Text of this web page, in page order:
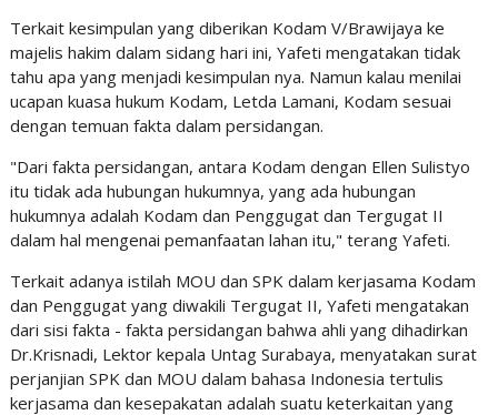
Terkait kesimpulan yang diberikan Kodam V/Brawijaya ke
majelis hakim dalam sidang hari ini, Yafeti mengatakan tidak
tahu apa yang menjadi kesimpulan nya. Namun kalau menilai
ucapan kuasa hukum Kodam, Letda Lamani, Kodam sesuai
dengan temuan fakta dalam persidangan.
"Dari fakta persidangan, antara Kodam dengan Ellen Sulistyo
itu tidak ada hubungan hukumnya, yang ada hubungan
hukumnya adalah Kodam dan Penggugat dan Tergugat II
dalam hal mengenai pemanfaatan lahan itu," terang Yafeti.
Terkait adanya istilah MOU dan SPK dalam kerjasama Kodam
dan Penggugat yang diwakili Tergugat II, Yafeti mengatakan
dari sisi fakta - fakta persidangan bahwa ahli yang dihadirkan
Dr.Krisnadi, Lektor kepala Untag Surabaya, menyatakan surat
perjanjian SPK dan MOU dalam bahasa Indonesia tertulis
kerjasama dan kesepakatan adalah suatu keterkaitan yang